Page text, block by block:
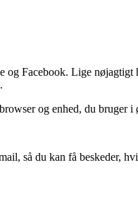
og Facebook. Lige
og enhed, du bruger i
så du kan få beskeder,